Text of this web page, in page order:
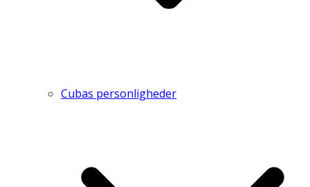
Cubas personligheder